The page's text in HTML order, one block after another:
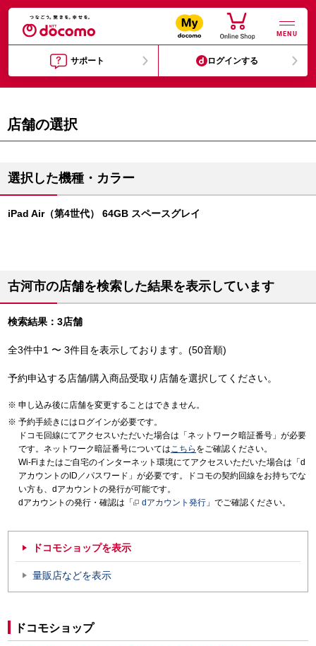
MENU
サポート ログインする
店舗の選択
選択した機種・カラー
iPad Air（第4世代） 64GB スペースグレイ
古河市の店舗を検索した結果を表示しています
検索結果：3店舗
全3件中1 〜 3件目を表示しております。(50音順)
予約申込する店舗/購入商品受取り店舗を選択してください。
申し込み後に店舗を変更することはできません。
予約手続きにはログインが必要です。
ドコモ回線にてアクセスいただいた場合は「ネットワーク暗証番号」が必要
です。ネットワーク暗証番号についてはこちら をご確認ください。
Wi-Fiまたはご自宅のインターネット環境にてアクセスいただいた場合は「d
アカウントのID／パスワード」が必要です。ドコモの契約回線をお持ちでな
い方も、dアカウントの発行が可能です。
dアカウントの発行・確認は「
dアカウント発行 」でご確認ください。
ドコモショップを表示
量販店などを表示
ドコモショップ